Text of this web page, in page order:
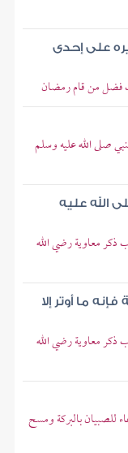
على إحدى
فضل من قام رمضان
صلى الله عليه وسلم
الله عليه
معاوية رضي الله
ما أوتر إلا
معاوية رضي الله
بالبركة ومسح